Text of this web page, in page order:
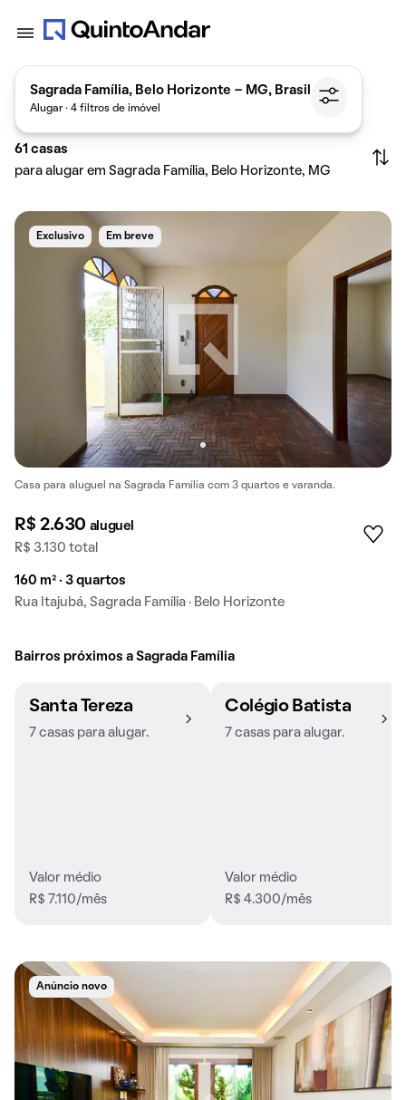
Sagrada Família, Belo Horizonte - MG, Brasil
Alugar · 4 filtros de imóvel
61 casas
para alugar em Sagrada Família, Belo Horizonte, MG
Exclusivo Em breve
Casa para aluguel na Sagrada Família com 3 quartos e varanda.
R$ 2.630 aluguel
R$ 3.130 total
160 m² · 3 quartos
Rua Itajubá, Sagrada Família · Belo Horizonte
Bairros próximos a Sagrada Família
Santa Tereza
7 casas para alugar.
Valor médio
R$ 7.110/mês
Colégio Batista
7 casas para alugar.
Valor médio
R$ 4.300/mês
Anúncio novo